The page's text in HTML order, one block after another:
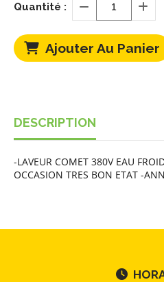
Quantité :
Ajouter Au Panier
DESCRIPTION
-LAVEUR COMET 380V EAU
OCCASION TRES BON ETAT -
